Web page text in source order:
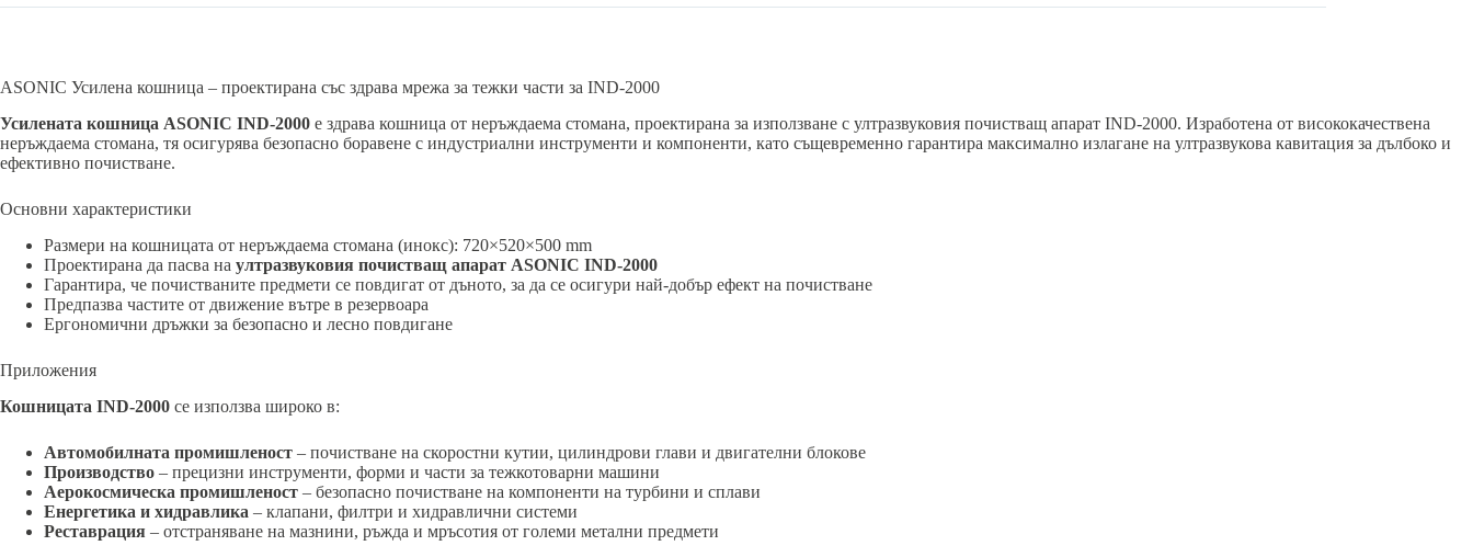
ASONIC Усилена кошница – проектирана със здрава мрежа за тежки части за IND-2000
Усилената кошница ASONIC IND-2000 е здрава кошница от неръждаема стомана, проектирана за използване с ултразвуковия почистващ апарат IND-2000. Изработена от висококачествена
неръждаема стомана, тя осигурява безопасно боравене с индустриални инструменти и компоненти, като същевременно гарантира максимално излагане на ултразвукова кавитация за дълбоко и
ефективно почистване.
Основни характеристики
Размери на кошницата от неръждаема стомана (инокс): 720×520×500 mm
Проектирана да пасва на ултразвуковия почистващ апарат ASONIC IND-2000
Гарантира, че почистваните предмети се повдигат от дъното, за да се осигури най-добър ефект на почистване
Предпазва частите от движение вътре в резервоара
Ергономични дръжки за безопасно и лесно повдигане
Приложения
Кошницата IND-2000 се използва широко в:
Автомобилната промишленост – почистване на скоростни кутии, цилиндрови глави и двигателни блокове
Производство – прецизни инструменти, форми и части за тежкотоварни машини
Аерокосмическа промишленост – безопасно почистване на компоненти на турбини и сплави
Енергетика и хидравлика – клапани, филтри и хидравлични системи
Реставрация – отстраняване на мазнини, ръжда и мръсотия от големи метални предмети